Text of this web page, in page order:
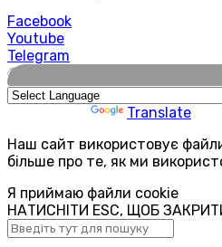
Facebook
Youtube
Telegram
🌍
Translate
Наш сайт використовує
більше про те, як ми
Я приймаю файли cookie
НАТИСНІТИ ESC, ЩОБ